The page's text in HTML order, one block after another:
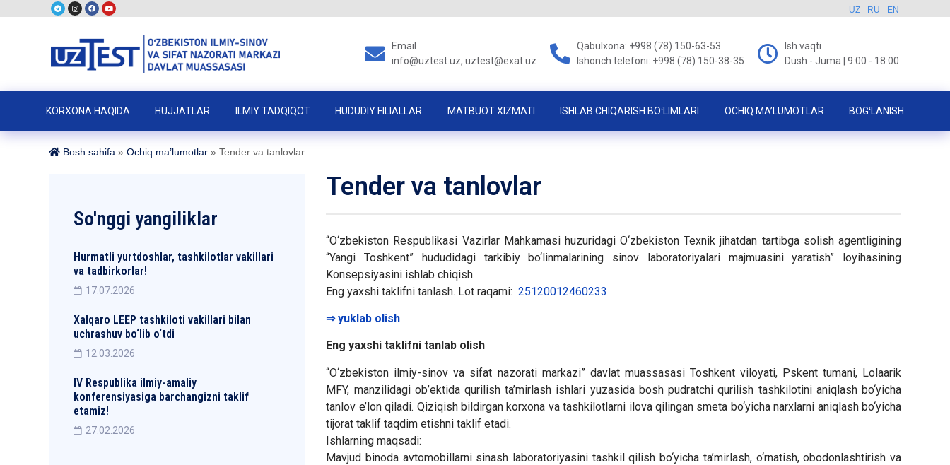
UZ RU EN
Email
info@uztest.uz, uztest@exat.uz
Qabulxona: +998 (78) 150-63-53
Ishonch telefoni: +998 (78) 150-38-35
Ish vaqti
Dush - Juma | 9:00 - 18:00
KORXONA HAQIDA HUJJATLAR ILMIY TADQIQOT HUDUDIY FILIALLAR MATBUOT XIZMATI ISHLAB CHIQARISH BOʻLIMLARI OCHIQ MA’LUMOTLAR BOGʻLANISH
Bosh sahifa » Ochiq ma’lumotlar » Tender va tanlovlar
So'nggi yangiliklar
Hurmatli yurtdoshlar, tashkilotlar vakillari
va tadbirkorlar!
17.07.2026
Xalqaro LEEP tashkiloti vakillari bilan
uchrashuv bo‘lib o‘tdi
12.03.2026
IV Respublika ilmiy-amaliy
konferensiyasiga barchangizni taklif
etamiz!
27.02.2026
Tender va tanlovlar
“O‘zbekiston Respublikasi Vazirlar Mahkamasi huzuridagi O‘zbekiston Texnik jihatdan tartibga solish agentligining
“Yangi Toshkent” hududidagi tarkibiy bo‘linmalarining sinov laboratoriyalari majmuasini yaratish” loyihasining
Konsepsiyasini ishlab chiqish.
Eng yaxshi taklifni tanlash. Lot raqami:25120012460233
⇒ yuklab olish
Eng yaxshi taklifni tanlab olish
“O‘zbekiston ilmiy-sinov va sifat nazorati markazi” davlat muassasasi Toshkent viloyati, Pskent tumani, Lolaarik
MFY, manzilidagi ob’ektida qurilish ta’mirlash ishlari yuzasida bosh pudratchi qurilish tashkilotini aniqlash bo‘yicha
tanlov e’lon qiladi. Qiziqish bildirgan korxona va tashkilotlarni ilova qilingan smeta bo‘yicha narxlarni aniqlash bo‘yicha
tijorat taklif taqdim etishni taklif etadi.
Ishlarning maqsadi:
Mavjud binoda avtomobillarni sinash laboratoriyasini tashkil qilish bo‘yicha ta’mirlash, o‘rnatish, obodonlashtirish va